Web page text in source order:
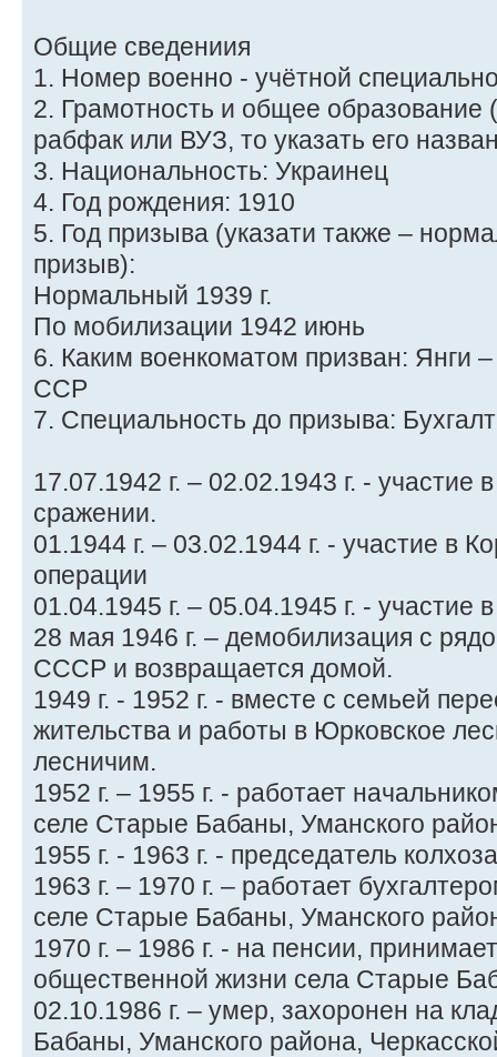
Общие сведениия
1. Номер военно - учётной
2. Грамотность и общее образование
рабфак или ВУЗ, то указать его
3. Национальность: Украинец
4. Год рождения: 1910
5. Год призыва (указати также –
призыв):
Нормальный 1939 г.
По мобилизации 1942 июнь
6. Каким военкоматом призван: Янги
ССР
7. Специальность до призыва:
17.07.1942 г. – 02.02.1943 г. - участие
сражении.
01.1944 г. – 03.02.1944 г. - участие в
операции
01.04.1945 г. – 05.04.1945 г. -
28 мая 1946 г. – демобилизация с
СССР и возвращается домой.
1949 г. - 1952 г. - вместе с семьей
жительства и работы в Юрковское
лесничим.
1952 г. – 1955 г. - работает
селе Старые Бабаны, Уманского
1955 г. - 1963 г. - председатель
1963 г. – 1970 г. – работает
селе Старые Бабаны, Уманского
1970 г. – 1986 г. - на пенсии,
общественной жизни села Старые
02.10.1986 г. – умер, захоронен на
Бабаны, Уманского района,